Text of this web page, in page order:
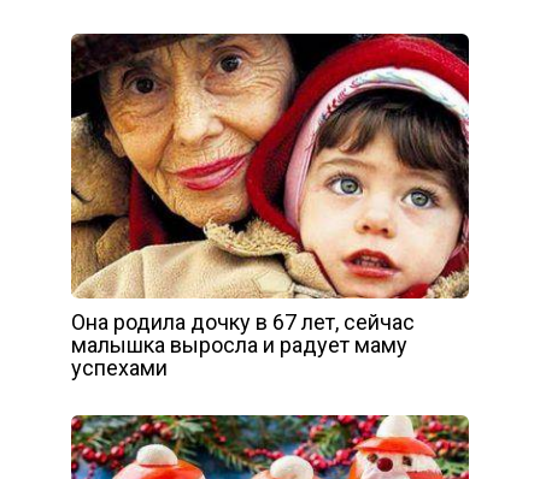
Она родила дочку в 67 лет, сейчас
малышка выросла и радует маму
успехами